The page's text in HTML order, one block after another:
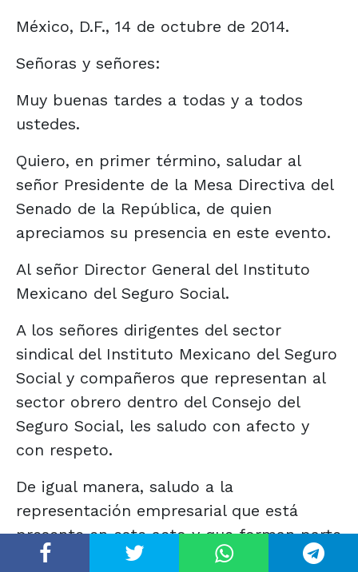
México, D.F., 14 de octubre de 2014.
Señoras y señores:
Muy buenas tardes a todas y a todos
ustedes.
Quiero, en primer término, saludar al
señor Presidente de la Mesa Directiva del
Senado de la República, de quien
apreciamos su presencia en este evento.
Al señor Director General del Instituto
Mexicano del Seguro Social.
A los señores dirigentes del sector
sindical del Instituto Mexicano del Seguro
Social y compañeros que representan al
sector obrero dentro del Consejo del
Seguro Social, les saludo con afecto y
con respeto.
De igual manera, saludo a la
representación empresarial que está
presente en este acto y que forman parte
también del Consejo.